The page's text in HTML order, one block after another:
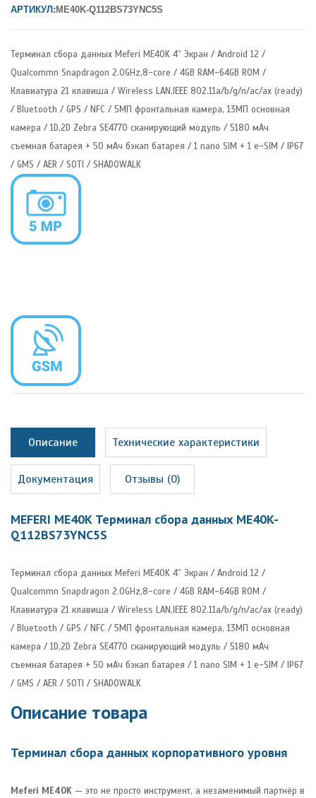
АРТИКУЛ:ME40K-Q112BS73YNC5S
Терминал сбора данных Meferi ME40K 4″ Экран / Android 12 /
Qualcommn Snapdragon 2.0GHz,8-core / 4GB RAM-64GB ROM /
Клавиатура 21 клавиша / Wireless LAN,IEEE 802.11a/b/g/n/ac/ax (ready)
/ Bluetooth / GPS / NFC / 5МП фронтальная камера, 13МП основная
камера / 1D,2D Zebra SE4770 сканирующий модуль / 5180 мАч
съемная батарея + 50 мАч бэкап батарея / 1 nano SIM + 1 e-SIM / IP67
/ GMS / AER / SOTI / SHADOWALK
Описание Технические характеристики
Документация Отзывы (0)
MEFERI ME40K Терминал сбора данных ME40K-
Q112BS73YNC5S
Терминал сбора данных Meferi ME40K 4″ Экран / Android 12 /
Qualcommn Snapdragon 2.0GHz,8-core / 4GB RAM-64GB ROM /
Клавиатура 21 клавиша / Wireless LAN,IEEE 802.11a/b/g/n/ac/ax (ready)
/ Bluetooth / GPS / NFC / 5МП фронтальная камера, 13МП основная
камера / 1D,2D Zebra SE4770 сканирующий модуль / 5180 мАч
съемная батарея + 50 мАч бэкап батарея / 1 nano SIM + 1 e-SIM / IP67
/ GMS / AER / SOTI / SHADOWALK
Описание товара
Терминал сбора данных корпоративного уровня
Meferi ME40K — это не просто инструмент, а незаменимый партнёр в